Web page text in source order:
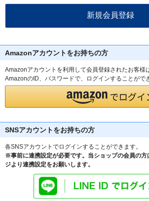
Amazonアカウントをお持ちの方
Amazonアカウントを利用して会員登録されたお客様
AmazonのID、パスワードで、ログインすることがで
SNSアカウントをお持ちの方
各SNSアカウントでログインすることができます。
※事前に連携設定が必要です。当ショップの会員の方
ジより連携設定をお願いします。